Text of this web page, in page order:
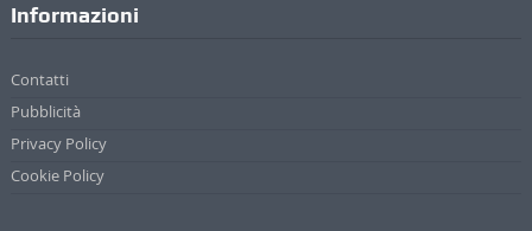
Informazioni
Contatti
Pubblicità
Privacy Policy
Cookie Policy